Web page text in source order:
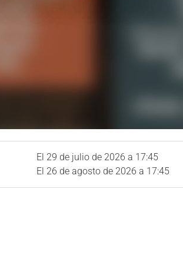
El 29 de julio de 2026 a 17:45
El 26 de agosto de 2026 a 17:45